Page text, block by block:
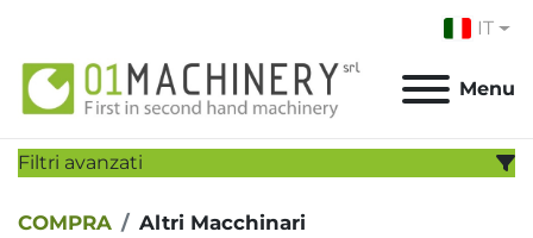
IT
Menu
Filtri avanzati
CATEGORIA:
COMPRA Altri Macchinari